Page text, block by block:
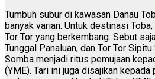
Tumbuh subur di kawasan Danau
banyak varian. Untuk destinasi
Tor Tor yang berkembang. Sebut
Tunggal Panaluan, dan Tor Tor
Somba menjadi ritus pemujaan
(YME). Tari ini juga disajikan kepada